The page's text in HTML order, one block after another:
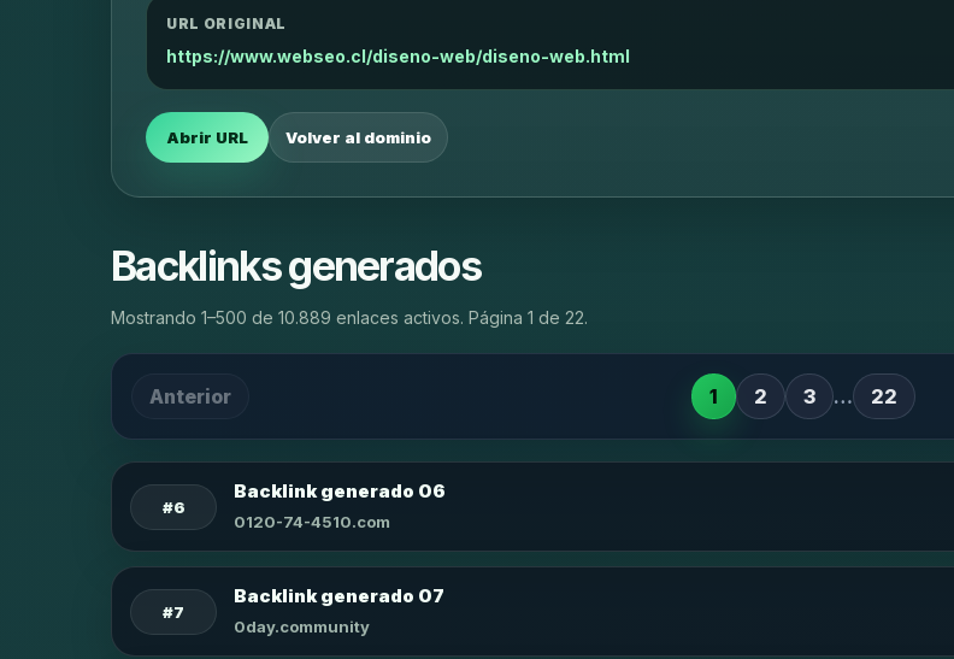
URL ORIGINAL
https://www.webseo.cl/diseno-web/diseno-web.html
Abrir URL Volver al dominio
Backlinks generados
Mostrando 1–500 de 10.889 enlaces activos. Página 1 de 22.
Anterior 1 2 3 … 22
#6
Backlink generado 06
0120-74-4510.com
#7
Backlink generado 07
0day.community